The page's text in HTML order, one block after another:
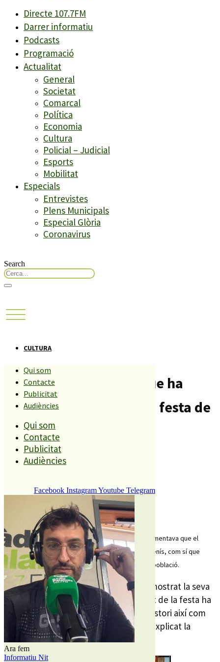
Directe 107.7FM
Darrer informatiu
Podcasts
Programació
Actualitat
General
Societat
Comarcal
Política
Economia
Cultura
Policial – Judicial
Esports
Mobilitat
Especials
Entrevistes
Plens Municipals
Especial Glòria
Coronavirus
Search
Qui som
Contacte
Publicitat
Audiències
Qui som
Contacte
Publicitat
Audiències
Facebook InstagramYoutube Telegram
Ara fem
Informatiu Nit
CULTURA
L’Ajuntament afirma que ha
finançat gran part de la festa de
St. Sebastià
Compartiu aquesta història
REDACCIÓ
27 GENER, 2015
Divendres, el president de l’entitat, Jordi Ballbé, lamentava que el
consistori no subvencionés la festa petita de St. Genís, com sí que
passa amb les activitats que es fan al centre de la població.
Des de l’Àrea de Cultura de PLF ham mostrat la seva
sorpresa, ja que afirmen que gran part de la festa ha
estat finançada directament pel consistori així com
també la publicitat de la festa. Ho ha explicat la
regidora , Dolors Agüera.